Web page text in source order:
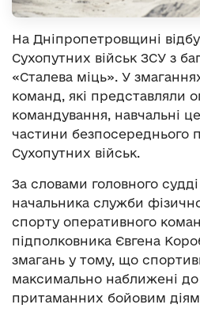
На Дніпропетровщині
Сухопутних військ ЗСУ з
«Сталева міць». У
команд, які представляли
командування, навчальні
частини безпосереднього
Сухопутних військ.
За словами головного
начальника служби
спорту оперативного
підполковника Євгена
змагань у тому, що
максимально наближені до
притаманних бойовим діям.